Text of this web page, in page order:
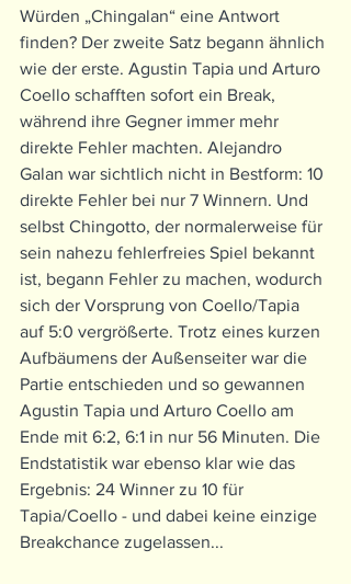
Würden „Chingalan“ eine Antwort
finden? Der zweite Satz begann ähnlich
wie der erste. Agustin Tapia und Arturo
Coello schafften sofort ein Break,
während ihre Gegner immer mehr
direkte Fehler machten. Alejandro
Galan war sichtlich nicht in Bestform: 10
direkte Fehler bei nur 7 Winnern. Und
selbst Chingotto, der normalerweise für
sein nahezu fehlerfreies Spiel bekannt
ist, begann Fehler zu machen, wodurch
sich der Vorsprung von Coello/Tapia
auf 5:0 vergrößerte. Trotz eines kurzen
Aufbäumens der Außenseiter war die
Partie entschieden und so gewannen
Agustin Tapia und Arturo Coello am
Ende mit 6:2, 6:1 in nur 56 Minuten. Die
Endstatistik war ebenso klar wie das
Ergebnis: 24 Winner zu 10 für
Tapia/Coello - und dabei keine einzige
Breakchance zugelassen...